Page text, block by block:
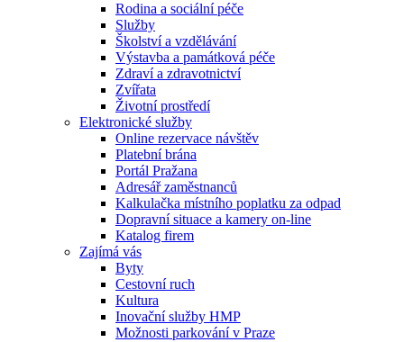
Rodina a sociální péče
Služby
Školství a vzdělávání
Výstavba a památková péče
Zdraví a zdravotnictví
Zvířata
Životní prostředí
Elektronické služby
Online rezervace návštěv
Platební brána
Portál Pražana
Adresář zaměstnanců
Kalkulačka místního poplatku za odpad
Dopravní situace a kamery on-line
Katalog firem
Zajímá vás
Byty
Cestovní ruch
Kultura
Inovační služby HMP
Možnosti parkování v Praze